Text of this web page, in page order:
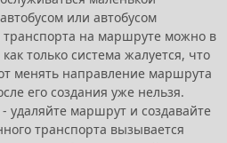
или автобусом
на маршруте можно в
только система жалуется, что
менять направление маршрута
его создания уже нельзя.
удаляйте маршрут и создавайте
транспорта вызывается